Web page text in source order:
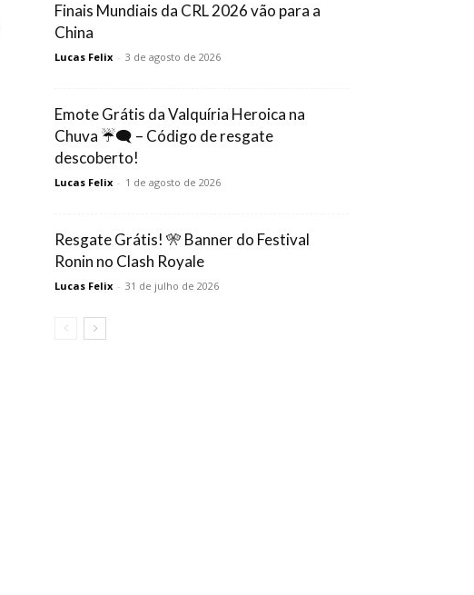
Finais Mundiais da CRL 2026 vão para a
China
Lucas Felix - 3 de agosto de 2026
Emote Grátis da Valquíria Heroica na
Chuva ☔🗨️ – Código de resgate
descoberto!
Lucas Felix - 1 de agosto de 2026
Resgate Grátis! 🎌 Banner do Festival
Ronin no Clash Royale
Lucas Felix - 31 de julho de 2026